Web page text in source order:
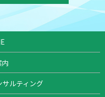
内
ルティング